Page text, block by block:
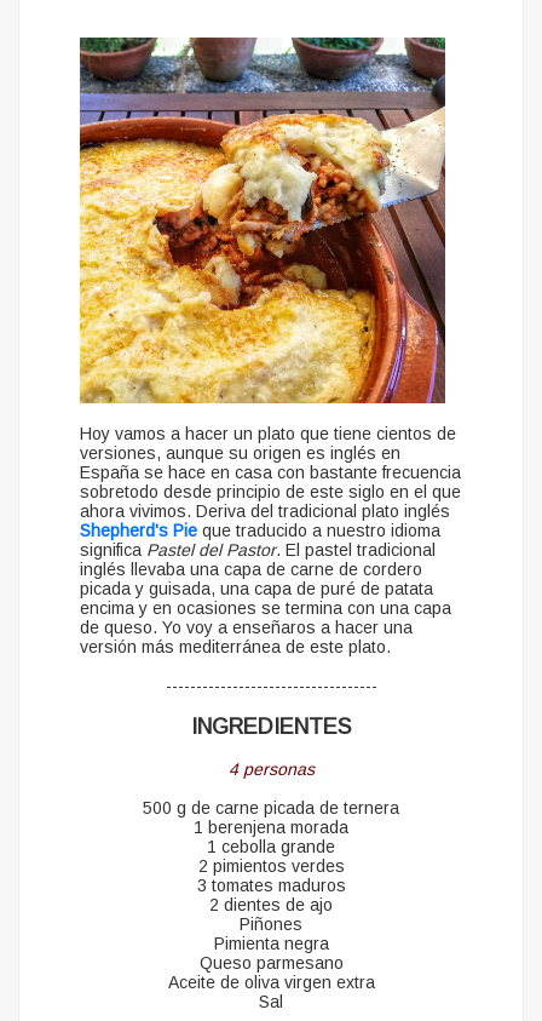
Hoy vamos a hacer un plato que tiene cientos de
versiones, aunque su origen es inglés en
España se hace en casa con bastante frecuencia
sobretodo desde principio de este siglo en el que
ahora vivimos. Deriva del tradicional plato inglés
Shepherd's Pie que traducido a nuestro idioma
significa Pastel del Pastor. El pastel tradicional
inglés llevaba una capa de carne de cordero
picada y guisada, una capa de puré de patata
encima y en ocasiones se termina con una capa
de queso. Yo voy a enseñaros a hacer una
versión más mediterránea de este plato.
-----------------------------------
INGREDIENTES
4 personas
500 g de carne picada de ternera
1 berenjena morada
1 cebolla grande
2 pimientos verdes
3 tomates maduros
2 dientes de ajo
Piñones
Pimienta negra
Queso parmesano
Aceite de oliva virgen extra
Sal